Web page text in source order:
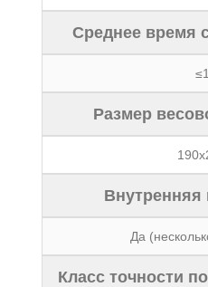
Среднее время
≤1
Размер
Внутренняя
Да
Класс точности